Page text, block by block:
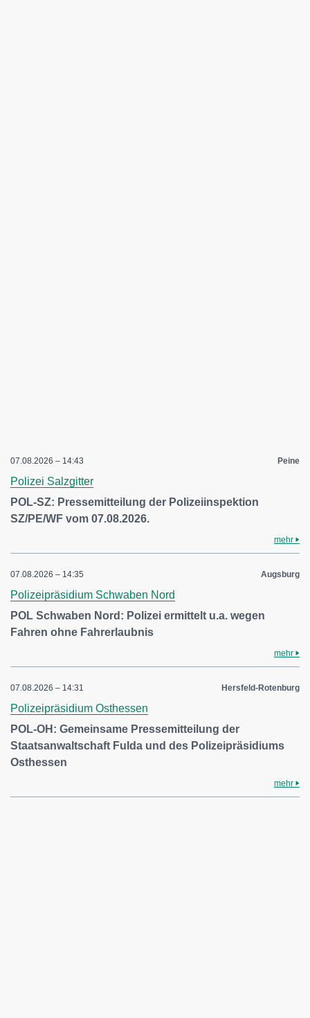
07.08.2026 – 14:43 Peine
Polizei Salzgitter
POL-SZ: Pressemitteilung der Polizeiinspektion
SZ/PE/WF vom 07.08.2026.
mehr
07.08.2026 – 14:35 Augsburg
Polizeipräsidium Schwaben Nord
POL Schwaben Nord: Polizei ermittelt u.a. wegen
Fahren ohne Fahrerlaubnis
mehr
07.08.2026 – 14:31 Hersfeld-Rotenburg
Polizeipräsidium Osthessen
POL-OH: Gemeinsame Pressemitteilung der
Staatsanwaltschaft Fulda und des Polizeipräsidiums
Osthessen
mehr